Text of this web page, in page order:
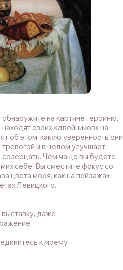
на картине героиню,
своих «двойников» на
об этом, какую уверенность они
и в целом улучшает
созерцать. Чем чаще вы будете
себе. Вы сместите фокус со
цвета моря, как на пейзажах
Левицкого.
даже
к моему